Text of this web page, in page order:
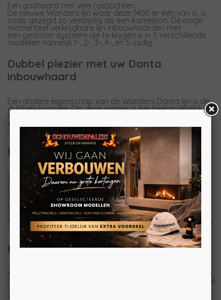
Een gashaard met vele (ge)zichten.
De nieuwe Wanders lijn waar deze 1400 er één van is, is
zoals gezegd zo veelzijdig als een kameleon. De enige
momenteel verkrijgbare lijn inbouwhaarden met
een gesloten systeem die te krijgen is in 5 verschillende
modellen namelijk 1-, 2-, 3-, 4-, en 5-zijdig.
Dubbel plezier met uw Danta
inbouwhaard
Een andere eigenschap van de Wanders Danta lijn is de
dubbele brander. Op deze manier is het heel makkelijk
het vermogen terug te zetten terwijl u toch nog steeds
een haard met vlammen heeft. Die dan overigens ook
nog weer hoog/laag te regelen is.
Bodembedekkers van Wanders
Veelzijdig hebben we de Wanders Danta al genoemd.
Naast de mogelijkheid om de haard in 5 modellen te
bestellen en de dubbele brander is het ook nog eens
mogelijk om uit een hele serie verschillende soorten
branderdecoratie te kiezen. Natuurlijk kunt u de
standaard, overigens erg mooie, houtset bestellen.
Naast deze houtstammen kunt u ook kiezen voor Stones
of Pebbles brander decoratie voor in deze kachel.
Eco Wave
Het EcoWave systeem van Wanders zorgt voor een nog
natuurlijker vlambeeld. De brander kan variëren in hoogte
van het vuur. Zo brandt de haard bijvoorbeeld op 50%
van het vermogen maar doet dat door de ene keer op